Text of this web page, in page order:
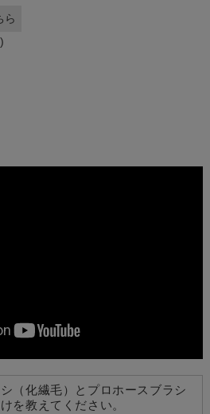
ら
（化繊毛）とプロホースブラシ
を教えてください。